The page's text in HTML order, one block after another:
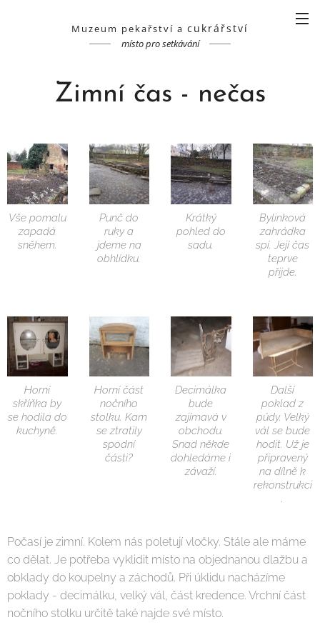
Muzeum pekařství a cukrářství
místo pro setkávání
Zimní čas - nečas
Vše pomalu
zapadá
sněhem.
Punč do
ruky a
jdeme na
obhlídku.
Krátký
pohled do
sadu.
Bylinková
zahrádka
spí. Její čas
teprve
přijde.
Horní
skříňka by
se hodila do
kuchyně.
Horní část
nočního
stolku. Kam
se ztratily
spodní
části?
Decimálka
bude
zajímavá v
obchodu.
Snad někde
dohledáme i
závaží.
Další
poklad z
půdy. Velký
vál se bude
hodit. Už je
připravený
na dílně k
rekonstrukci
.
Počasí je zimní. Kolem nás poletují vločky. Stále ale máme
co dělat. Je potřeba vyklidit místo na objednanou dlažbu a
obklady do koupelny a záchodů. Při úklidu nacházíme
poklady - decimálku, velký vál, část kredence. Vrchní část
nočního stolku určitě také najde své místo.